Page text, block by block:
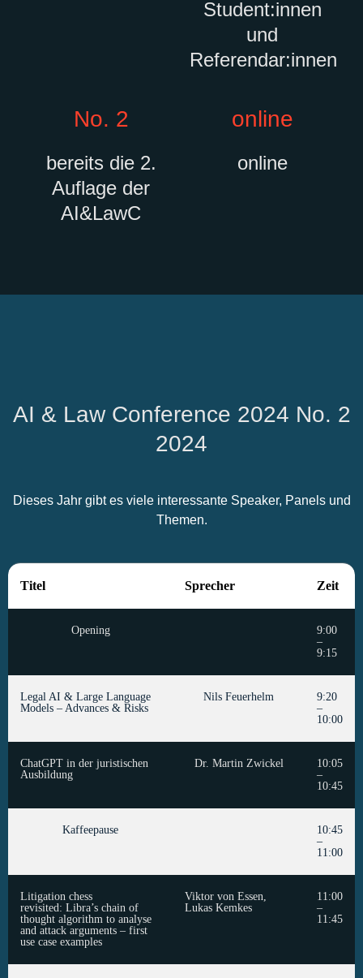
Student:innen
und
Referendar:innen
No. 2
bereits die 2.
Auflage der
AI&LawC
online
online
AI & Law Conference 2024 No. 2
2024
Dieses Jahr gibt es viele interessante Speaker, Panels und
Themen.
Titel Sprecher Zeit
Opening
9:00
–
9:15
Legal AI & Large Language
Models – Advances & Risks
Nils Feuerhelm
9:20
–
10:00
ChatGPT in der juristischen
Ausbildung
Dr. Martin Zwickel
10:05
–
10:45
Kaffeepause
10:45
–
11:00
Litigation chess
revisited: Libra’s chain of
thought algorithm to analyse
and attack arguments – first
use case examples
Viktor von Essen,
Lukas Kemkes
11:00
–
11:45